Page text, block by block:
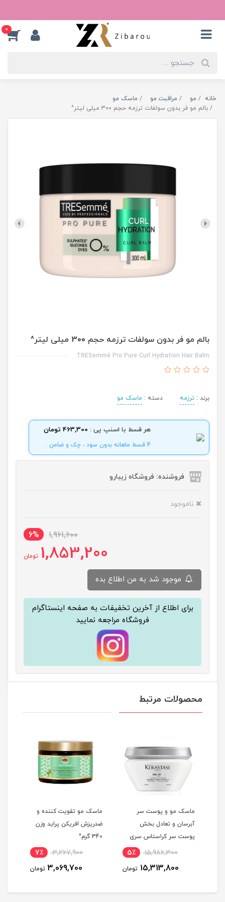
0
خانه مو مراقبت مو
ماسک مو
بالم مو فر بدون سولفات ترزمه حجم 300 میلی لیتر^
بالم مو فر بدون سولفات ترزمه حجم 300 میلی لیتر^
TRESemmé Pro Pure Curl Hydration Hair Balm
برند : ترزمه دسته : ماسک مو
هر قسط با اسنپ پی : 463,300 تومان
4 قسط ماهانه بدون سود ، چک و ضامن .
فروشنده: فروشگاه زیبارو
ناموجود
1,961,600
6%
1,853,200 تومان
برای اطلاع از آخرین تخفیفات به صفحه اینستاگرام
فروشگاه مراجعه نمایید
محصولات مرتبط
ماسک مو و پوست سر
آبرسان و تعادل بخش
پوست سر کراستاس سری
اسپسفیک حجم 200 میلی 15,986,300 5٪
15,313,800 تومان
ماسک مو تقویت کننده و
ضدریزش افریکن پراید وزن
340 گرم^
3,267,900 7٪
3,069,700 تومان